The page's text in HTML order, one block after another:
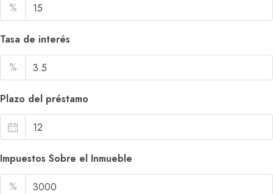
%
Tasa de interés
%
Plazo del préstamo
Impuestos Sobre el Inmueble
%